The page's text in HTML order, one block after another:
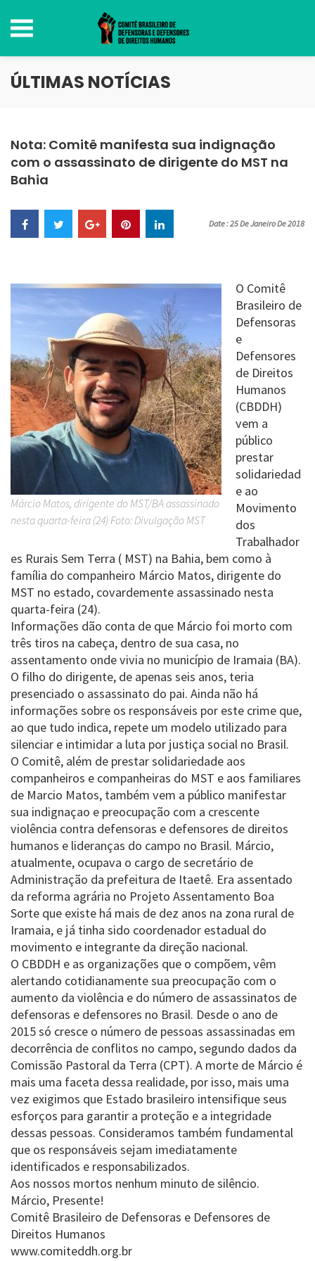
ÚLTIMAS NOTÍCIAS
Nota: Comitê manifesta sua indignação
com o assassinato de dirigente do MST na
Bahia
Date : 25 De Janeiro De 2018
Márcio Matos, dirigente do MST/BA assassinado
nesta quarta-feira (24) Foto: Divulgação MST
O Comitê
Brasileiro de
Defensoras
e
Defensores
de Direitos
Humanos
(CBDDH)
vem a
público
prestar
solidariedad
e ao
Movimento
dos
Trabalhador
es Rurais Sem Terra ( MST) na Bahia, bem como à
família do companheiro Márcio Matos, dirigente do
MST no estado, covardemente assassinado nesta
quarta-feira (24).
Informações dão conta de que Márcio foi morto com
três tiros na cabeça, dentro de sua casa, no
assentamento onde vivia no município de Iramaia (BA).
O filho do dirigente, de apenas seis anos, teria
presenciado o assassinato do pai. Ainda não há
informações sobre os responsáveis por este crime que,
ao que tudo indica, repete um modelo utilizado para
silenciar e intimidar a luta por justiça social no Brasil.
O Comitê, além de prestar solidariedade aos
companheiros e companheiras do MST e aos familiares
de Marcio Matos, também vem a público manifestar
sua indignaçao e preocupação com a crescente
violência contra defensoras e defensores de direitos
humanos e lideranças do campo no Brasil. Márcio,
atualmente, ocupava o cargo de secretário de
Administração da prefeitura de Itaetê. Era assentado
da reforma agrária no Projeto Assentamento Boa
Sorte que existe há mais de dez anos na zona rural de
Iramaia, e já tinha sido coordenador estadual do
movimento e integrante da direção nacional.
O CBDDH e as organizações que o compõem, vêm
alertando cotidianamente sua preocupação com o
aumento da violência e do número de assassinatos de
defensoras e defensores no Brasil. Desde o ano de
2015 só cresce o número de pessoas assassinadas em
decorrência de conflitos no campo, segundo dados da
Comissão Pastoral da Terra (CPT). A morte de Márcio é
mais uma faceta dessa realidade, por isso, mais uma
vez exigimos que Estado brasileiro intensifique seus
esforços para garantir a proteção e a integridade
dessas pessoas. Consideramos também fundamental
que os responsáveis sejam imediatamente
identificados e responsabilizados.
Aos nossos mortos nenhum minuto de silêncio.
Márcio, Presente!
Comitê Brasileiro de Defensoras e Defensores de
Direitos Humanos
www.comiteddh.org.br